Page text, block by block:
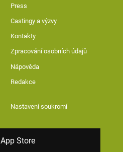
Press
Castingy a výzvy
Kontakty
Zpracování osobních údajů
Nápověda
Redakce
Nastavení soukromí
App Store